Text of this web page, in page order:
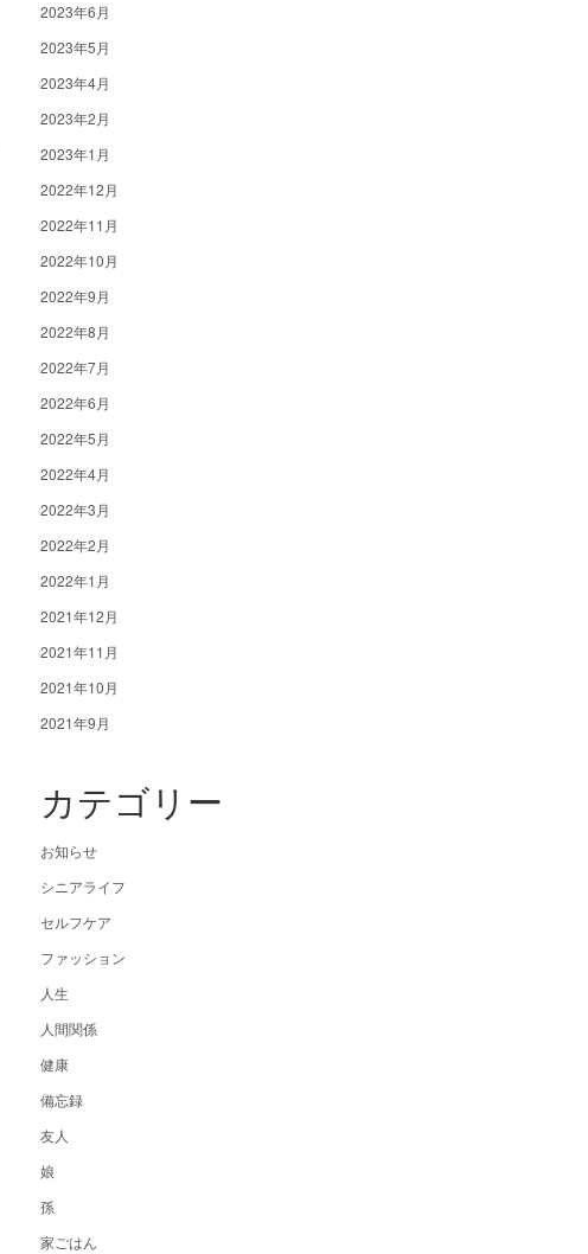
2023年6月
2023年5月
2023年4月
2023年2月
2023年1月
2022年12月
2022年11月
2022年10月
2022年9月
2022年8月
2022年7月
2022年6月
2022年5月
2022年4月
2022年3月
2022年2月
2022年1月
2021年12月
2021年11月
2021年10月
2021年9月
カテゴリー
お知らせ
シニアライフ
セルフケア
ファッション
人生
人間関係
健康
備忘録
友人
娘
孫
家ごはん